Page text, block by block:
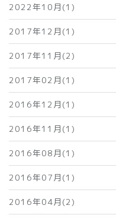
2022年10月(1)
2017年12月(1)
2017年11月(2)
2017年02月(1)
2016年12月(1)
2016年11月(1)
2016年08月(1)
2016年07月(1)
2016年04月(2)